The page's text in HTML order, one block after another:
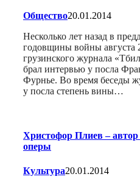
Общество20.01.2014
Несколько лет назад в
годовщины войны августа
грузинского журнала
брал интервью у посла
Фурнье. Во время беседы
у посла степень вины…
Христофор Плиев – автор
оперы
Культура20.01.2014